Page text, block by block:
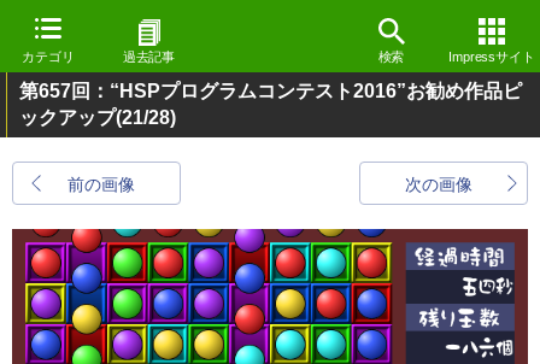
カテゴリ 過去記事 検索 Impressサイト
第657回：“HSPプログラムコンテスト2016”お勧め作品ピ
ックアップ(21/28)
前の画像 次の画像